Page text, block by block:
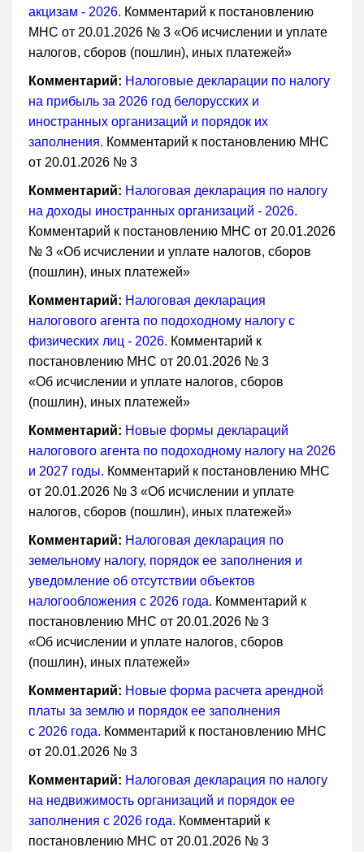
акцизам - 2026. Комментарий к постановлению
МНС от 20.01.2026 № 3 «Об исчислении и уплате
налогов, сборов (пошлин), иных платежей»
Комментарий: Налоговые декларации по налогу
на прибыль за 2026 год белорусских и
иностранных организаций и порядок их
заполнения. Комментарий к постановлению МНС
от 20.01.2026 № 3
Комментарий: Налоговая декларация по налогу
на доходы иностранных организаций - 2026.
Комментарий к постановлению МНС от 20.01.2026
№ 3 «Об исчислении и уплате налогов, сборов
(пошлин), иных платежей»
Комментарий: Налоговая декларация
налогового агента по подоходному налогу с
физических лиц - 2026. Комментарий к
постановлению МНС от 20.01.2026 № 3
«Об исчислении и уплате налогов, сборов
(пошлин), иных платежей»
Комментарий: Новые формы деклараций
налогового агента по подоходному налогу на 2026
и 2027 годы. Комментарий к постановлению МНС
от 20.01.2026 № 3 «Об исчислении и уплате
налогов, сборов (пошлин), иных платежей»
Комментарий: Налоговая декларация по
земельному налогу, порядок ее заполнения и
уведомление об отсутствии объектов
налогообложения с 2026 года. Комментарий к
постановлению МНС от 20.01.2026 № 3
«Об исчислении и уплате налогов, сборов
(пошлин), иных платежей»
Комментарий: Новые форма расчета арендной
платы за землю и порядок ее заполнения
с 2026 года. Комментарий к постановлению МНС
от 20.01.2026 № 3
Комментарий: Налоговая декларация по налогу
на недвижимость организаций и порядок ее
заполнения с 2026 года. Комментарий к
постановлению МНС от 20.01.2026 № 3